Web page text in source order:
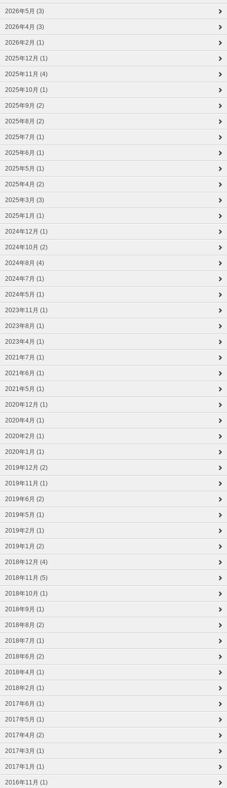
2026年5月 (3)
2026年4月 (3)
2026年2月 (1)
2025年12月 (1)
2025年11月 (4)
2025年10月 (1)
2025年9月 (2)
2025年8月 (2)
2025年7月 (1)
2025年6月 (1)
2025年5月 (1)
2025年4月 (2)
2025年3月 (3)
2025年1月 (1)
2024年12月 (1)
2024年10月 (2)
2024年8月 (4)
2024年7月 (1)
2024年5月 (1)
2023年11月 (1)
2023年8月 (1)
2023年4月 (1)
2021年7月 (1)
2021年6月 (1)
2021年5月 (1)
2020年12月 (1)
2020年4月 (1)
2020年2月 (1)
2020年1月 (1)
2019年12月 (2)
2019年11月 (1)
2019年6月 (2)
2019年5月 (1)
2019年2月 (1)
2019年1月 (2)
2018年12月 (4)
2018年11月 (5)
2018年10月 (1)
2018年9月 (1)
2018年8月 (2)
2018年7月 (1)
2018年6月 (2)
2018年4月 (1)
2018年2月 (1)
2017年6月 (1)
2017年5月 (1)
2017年4月 (2)
2017年3月 (1)
2017年1月 (1)
2016年11月 (1)